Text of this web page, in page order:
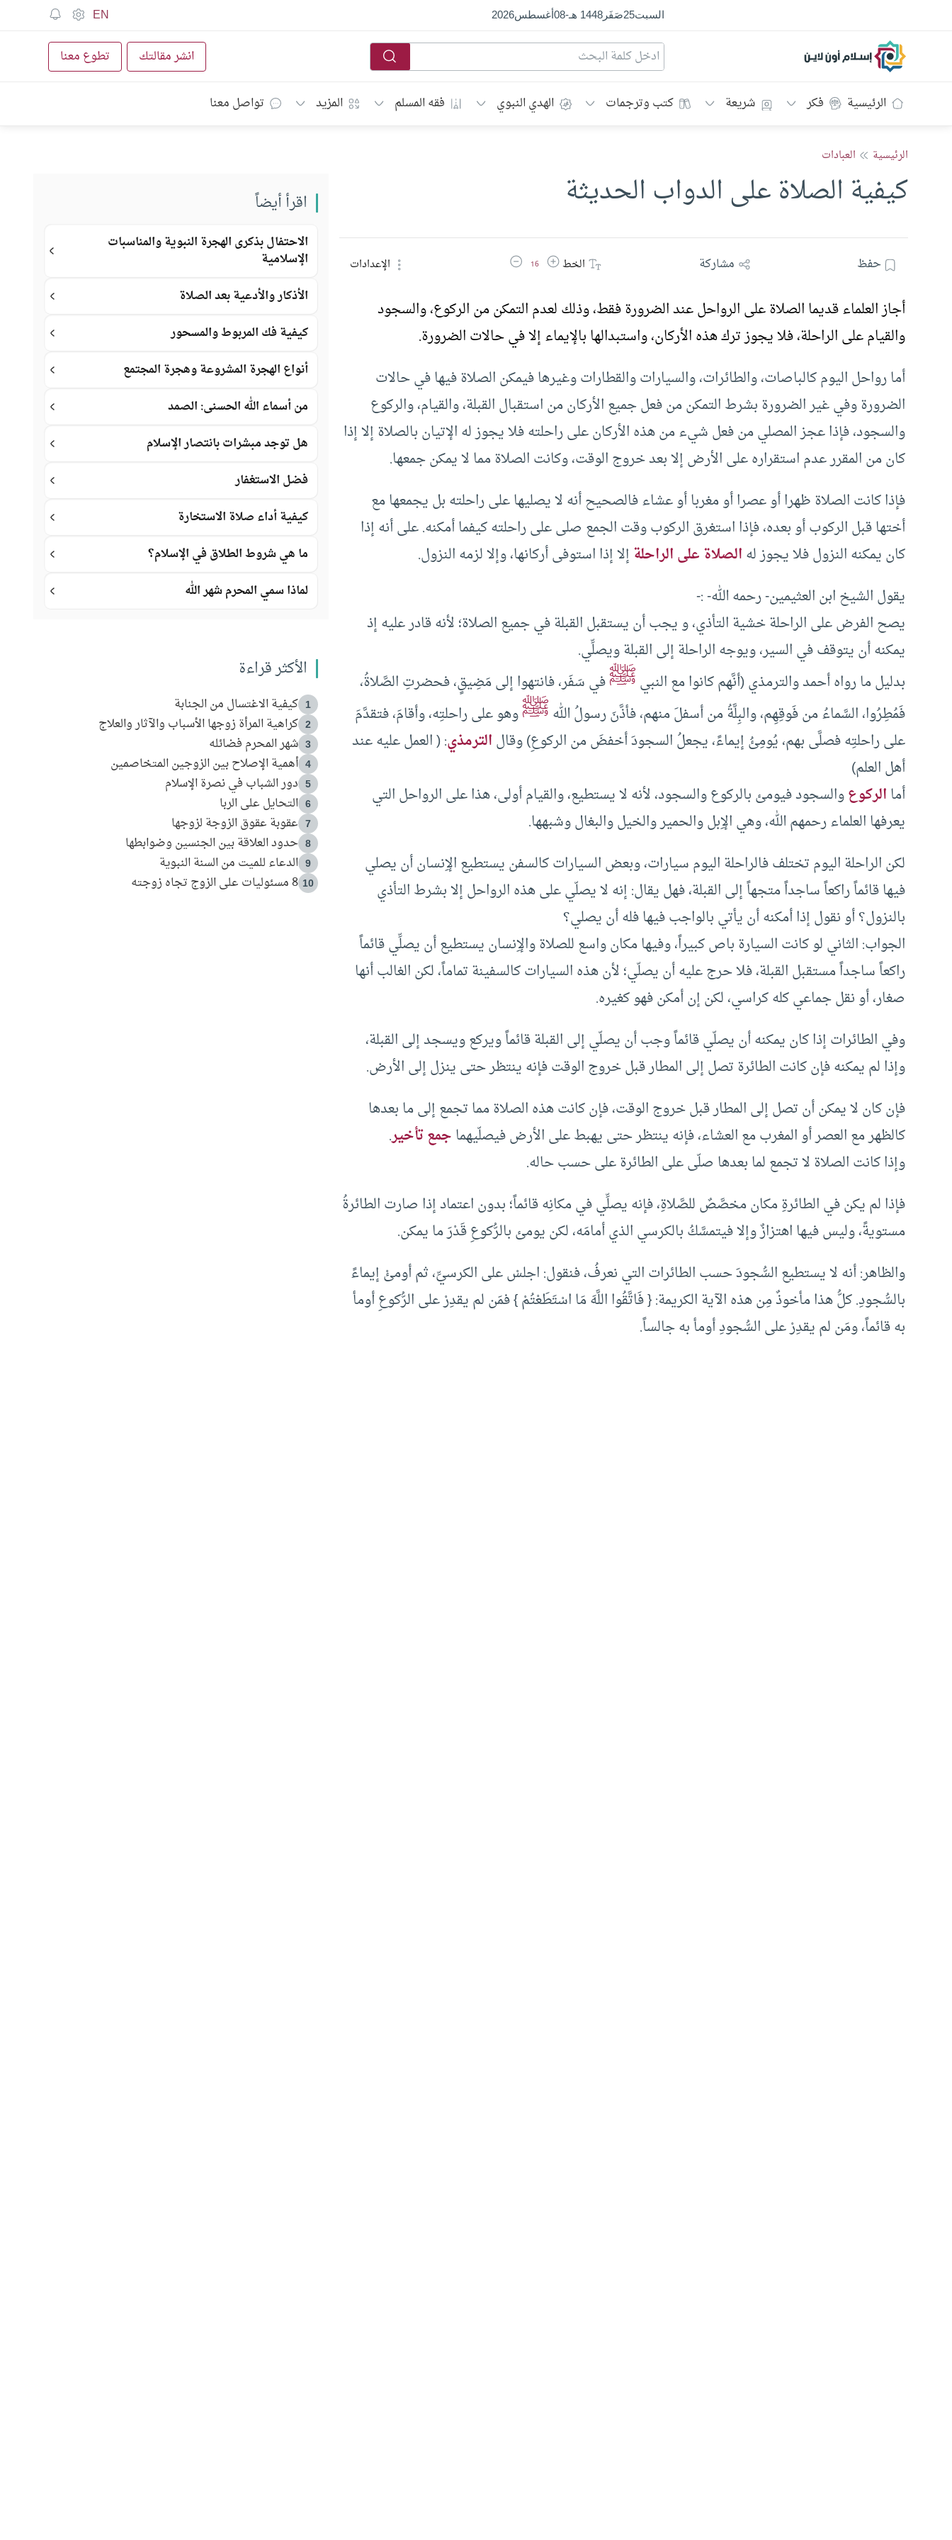
السبت25صَفَر1448 هـ -
08أغسطس2026
EN
إسلام أون لاين انشر مقالتك تطوع معنا
الرئيسية فكر شريعة كتب وترجمات الهدي النبوي فقه المسلم المزيد تواصل معنا
الرئيسية العبادات
كيفية الصلاة على الدواب الحديثة
حفظ مشاركة الخطزيادة حجم الخط
16 تقليل حجم الخط الإعدادات
أجاز العلماء قديما الصلاة على الرواحل عند الضرورة فقط، وذلك لعدم التمكن من الركوع، والسجود
والقيام على الراحلة، فلا يجوز ترك هذه الأركان، واستبدالها بالإيماء إلا في حالات الضرورة.
أما رواحل اليوم كالباصات، والطائرات، والسيارات والقطارات وغيرها فيمكن الصلاة فيها في حالات
الضرورة وفي غير الضرورة بشرط التمكن من فعل جميع الأركان من استقبال القبلة، والقيام، والركوع
والسجود، فإذا عجز المصلي من فعل شيء من هذه الأركان على راحلته فلا يجوز له الإتيان بالصلاة إلا إذا
كان من المقرر عدم استقراره على الأرض إلا بعد خروج الوقت، وكانت الصلاة مما لا يمكن جمعها.
فإذا كانت الصلاة ظهرا أو عصرا أو مغربا أو عشاء فالصحيح أنه لا يصليها على راحلته بل يجمعها مع
أختها قبل الركوب أو بعده، فإذا استغرق الركوب وقت الجمع صلى على راحلته كيفما أمكنه. على أنه إذا
كان يمكنه النزول فلا يجوز لهالصلاة على الراحلةإلا إذا استوفى أركانها، وإلا لزمه النزول.
يقول الشيخ ابن العثيمين- رحمه الله- :-
يصح الفرض على الراحلة خشية التأذي، و يجب أن يستقبل القبلة في جميع الصلاة؛ لأنه قادر عليه إذ
يمكنه أن يتوقف في السير، ويوجه الراحلة إلى القبلة ويصلِّي.
بدليل ما رواه أحمد والترمذي (أنَّهم كانوا مع النبيﷺفي سَفَر، فانتهوا إلى مَضِيقٍ، فحضرتِ الصَّلاةُ،
فَمُطِرُوا، السَّماءُ من فَوقِهِم، والبِلَّةُ من أسفلَ منهم، فأذَّنَ رسولُ اللهﷺوهو على راحلتِه، وأقامَ، فتقدَّمَ
على راحلتِه فصلَّى بهم، يُومِئُ إيماءً، يجعلُ السجودَ أخفضَ من الركوعِ) وقالالترمذي: ( العمل عليه عند
أهل العلم)
أماالركوعوالسجود فيومئ بالركوع والسجود، لأنه لا يستطيع، والقيام أولى، هذا على الرواحل التي
يعرفها العلماء رحمهم الله، وهي الإِبل والحمير والخيل والبغال وشبهها.
لكن الراحلة اليوم تختلف فالراحلة اليوم سيارات، وبعض السيارات كالسفن يستطيع الإِنسان أن يصلي
فيها قائماً راكعاً ساجداً متجهاً إلى القبلة، فهل يقال: إنه لا يصلّي على هذه الرواحل إلا بشرط التأذي
بالنزول؟ أو نقول إذا أمكنه أن يأتي بالواجب فيها فله أن يصلي؟
الجواب: الثاني لو كانت السيارة باص كبيراً، وفيها مكان واسع للصلاة والإِنسان يستطيع أن يصلِّي قائماً
راكعاً ساجداً مستقبل القبلة، فلا حرج عليه أن يصلّي؛ لأن هذه السيارات كالسفينة تماماً، لكن الغالب أنها
صغار، أو نقل جماعي كله كراسي، لكن إن أمكن فهو كغيره.
وفي الطائرات إذا كان يمكنه أن يصلّي قائماً وجب أن يصلّي إلى القبلة قائماً ويركع ويسجد إلى القبلة،
وإذا لم يمكنه فإن كانت الطائرة تصل إلى المطار قبل خروج الوقت فإنه ينتظر حتى ينزل إلى الأرض.
فإن كان لا يمكن أن تصل إلى المطار قبل خروج الوقت، فإن كانت هذه الصلاة مما تجمع إلى ما بعدها
كالظهر مع العصر أو المغرب مع العشاء، فإنه ينتظر حتى يهبط على الأرض فيصلّيهماجمع تأخير.
وإذا كانت الصلاة لا تجمع لما بعدها صلّى على الطائرة على حسب حاله.
فإذا لم يكن في الطائرةِ مكان مخصَّصٌ للصَّلاةِ، فإنه يصلِّي في مكانِه قائماً؛ بدون اعتماد إذا صارت الطائرةُ
مستويةً، وليس فيها اهتزازٌ وإلا فيتمسَّكُ بالكرسي الذي أمامَه، لكن يومئ بالرُّكوعِ قَدْرَ ما يمكن.
والظاهر: أنه لا يستطيع السُّجودَ حسب الطائرات التي نعرفُ، فنقول: اجلسْ على الكرسيِّ، ثم أومئْ إيماءً
بالسُّجودِ. كلُّ هذا مأخوذٌ مِن هذه الآية الكريمة: { فَاتَّقُوا اللَّهَ مَا اسْتَطَعْتُمْ } فمَن لم يقدِرْ على الرُّكوعِ أومأ
به قائماً، ومَن لم يقدِرْ على السُّجودِ أومأ به جالساً.
اقرأ أيضاً
الاحتفال بذكرى الهجرة النبوية والمناسبات
الإسلامية
الأذكار والأدعية بعد الصلاة
كيفية فك المربوط والمسحور
أنواع الهجرة المشروعة وهجرة المجتمع
من أسماء الله الحسنى: الصمد
هل توجد مبشرات بانتصار الإسلام
فضل الاستغفار
كيفية أداء صلاة الاستخارة
ما هي شروط الطلاق في الإسلام؟
لماذا سمي المحرم شهر الله
الأكثر قراءة
1 كيفية الاغتسال من الجنابة
2 كراهية المرأة زوجها الأسباب والآثار والعلاج
3 شهر المحرم فضائله
4 أهمية الإصلاح بين الزوجين المتخاصمين
5 دور الشباب في نصرة الإسلام
6 التحايل على الربا
7 عقوبة عقوق الزوجة لزوجها
8 حدود العلاقة بين الجنسين وضوابطها
9 الدعاء للميت من السنة النبوية
10 8 مسئوليات على الزوج تجاه زوجته